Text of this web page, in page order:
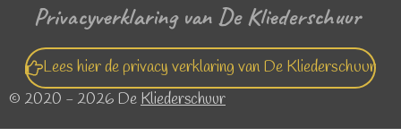
Privacyverklaring van De Kliederschuur
Lees hier de privacy verklaring van De Kliederschuur
© 2020 - 2026 DeKliederschuur